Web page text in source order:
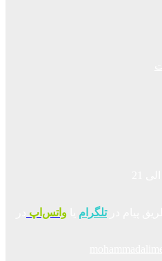
پیام درتلگرام واتس‌اپ